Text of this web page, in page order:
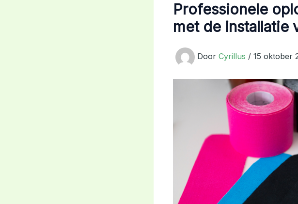
Professionele
met de installatie
Door Cyrillus / 15 oktober